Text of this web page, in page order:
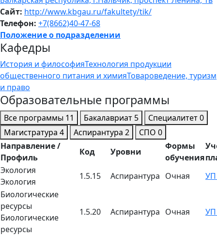
Сайт: http://www.kbgau.ru/fakultety/tik/
Телефон: +7(8662)40-47-68
Положение о подразделении
Кафедры
История и философияТехнология продукции
общественного питания и химияТовароведение, туризм
и право
Образовательные программы
Все программы 11 Бакалавриат 5 Специалитет0
Магистратура 4 Аспирантура 2 СПО 0
Направление /
Профиль
Код Уровни
Формы
обучения
Экология
Экология
1.5.15 Аспирантура Очная
Биологические
ресурсы
Биологические
ресурсы
1.5.20 Аспирантура Очная